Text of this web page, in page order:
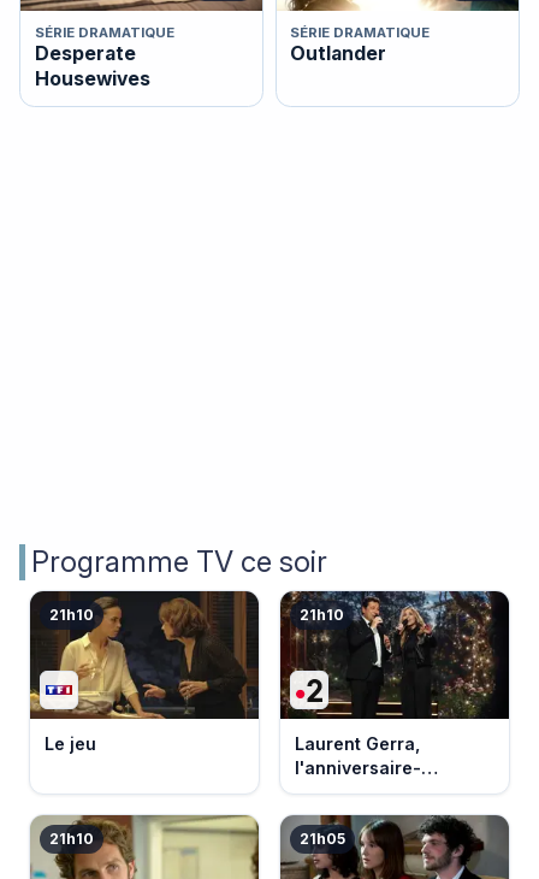
SÉRIE DRAMATIQUE
Desperate
Housewives
SÉRIE DRAMATIQUE
Outlander
Programme TV ce soir
21h10
Le jeu
21h10
Laurent Gerra,
l'anniversaire-
événement
21h10 21h05